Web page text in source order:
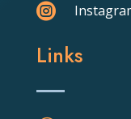

Links